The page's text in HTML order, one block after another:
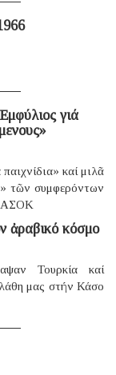
γιά
καί μιλᾶ
τῶν συμφερόντων
ἀραβικό κόσμο
Τουρκία καί
μας στήν Κάσο